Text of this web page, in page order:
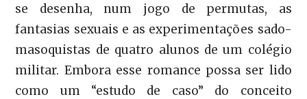
se desenha, num jogo de permutas, as
fantasias sexuais e as experimentações sado-
masoquistas de quatro alunos de um colégio
militar. Embora esse romance possa ser lido
como um “estudo de caso” do conceito